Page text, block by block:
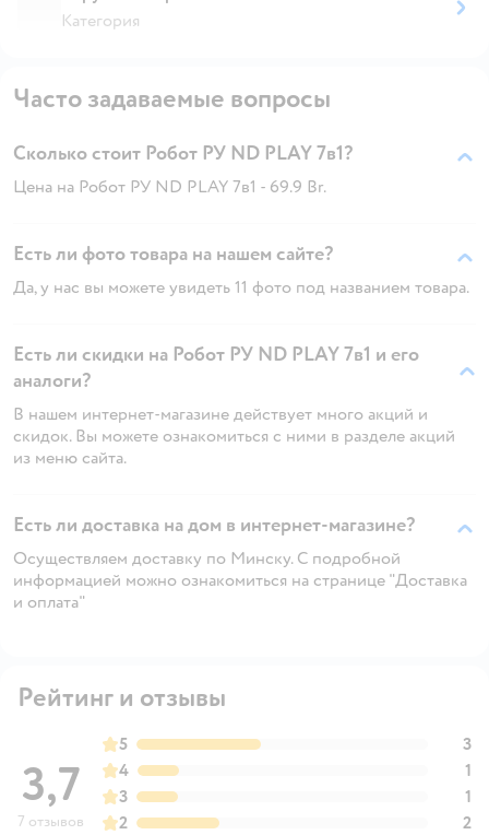
Категория
Часто задаваемые вопросы
Сколько стоит Робот РУ ND PLAY 7в1?
Цена на Робот РУ ND PLAY 7в1 - 69.9 Br.
Есть ли фото товара на нашем сайте?
Да, у нас вы можете увидеть 11 фото под названием товара.
Есть ли скидки на Робот РУ ND PLAY 7в1 и его
аналоги?
В нашем интернет-магазине действует много акций и
скидок. Вы можете ознакомиться с ними в разделе акций
из меню сайта.
Есть ли доставка на дом в интернет-магазине?
Осуществляем доставку по Минску. С подробной
информацией можно ознакомиться на странице "Доставка
и оплата"
Рейтинг и отзывы
3,7
7 отзывов
5
3
4
1
3
1
2
2